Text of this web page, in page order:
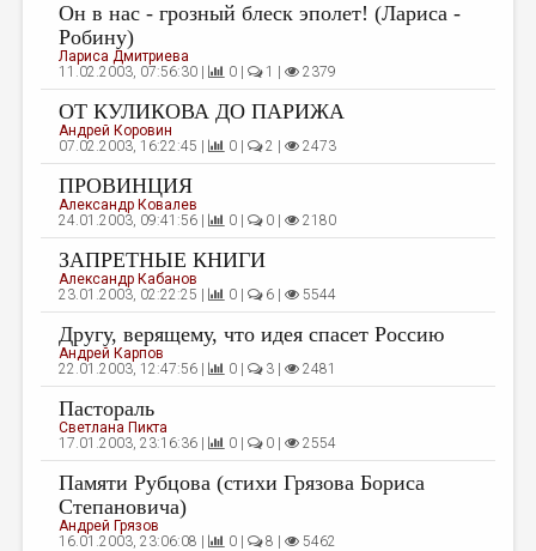
ВКОНТАКТЕ
Он в нас - грозный блеск эполет! (Лариса -
Робину)
Лариса Дмитриева
11.02.2003, 07:56:30 |
0 | 1 | 2379
ОТ КУЛИКОВА ДО ПАРИЖА
Андрей Коровин
07.02.2003, 16:22:45 |
0 | 2 | 2473
ПРОВИНЦИЯ
Александр Ковалев
24.01.2003, 09:41:56 |
0 | 0 | 2180
ЗАПРЕТНЫЕ КНИГИ
Александр Кабанов
23.01.2003, 02:22:25 |
0 | 6 | 5544
Другу, верящему, что идея спасет Россию
Андрей Карпов
22.01.2003, 12:47:56 |
0 | 3 | 2481
Пастораль
Светлана Пикта
17.01.2003, 23:16:36 |
0 | 0 | 2554
Памяти Рубцова (стихи Грязова Бориса
Степановича)
Андрей Грязов
16.01.2003, 23:06:08 |
0 | 8 | 5462